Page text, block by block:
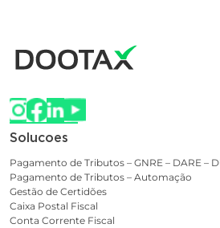
Solucoes
Pagamento de Tributos – GNRE – DARE –
Pagamento de Tributos – Automação
Gestão de Certidões
Caixa Postal Fiscal
Conta Corrente Fiscal